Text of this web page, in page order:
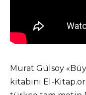
Murat Gülsoy
kitabını El-